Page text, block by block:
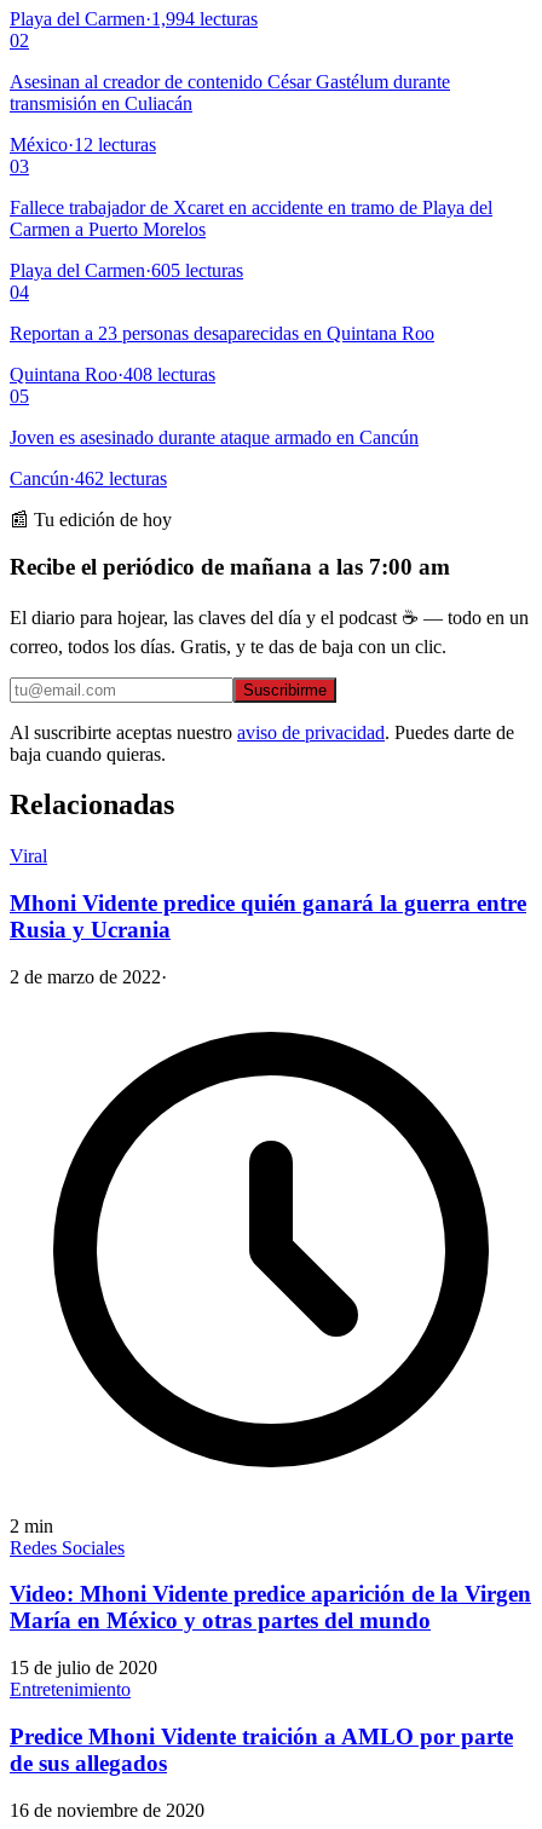
Playa del Carmen·1,994 lecturas
02
Asesinan al creador de contenido César Gastélum durante
transmisión en Culiacán
México·12 lecturas
03
Fallece trabajador de Xcaret en accidente en tramo de Playa del
Carmen a Puerto Morelos
Playa del Carmen·605 lecturas
04
Reportan a 23 personas desaparecidas en Quintana Roo
Quintana Roo·408 lecturas
05
Joven es asesinado durante ataque armado en Cancún
Cancún·462 lecturas
📰 Tu edición de hoy
Recibe el periódico de mañana a las 7:00 am
El diario para hojear, las claves del día y el podcast ☕ — todo en un
correo, todos los días. Gratis, y te das de baja con un clic.
Suscribirme
Al suscribirte aceptas nuestro aviso de privacidad. Puedes darte de
baja cuando quieras.
Relacionadas
Viral
Mhoni Vidente predice quién ganará la guerra entre
Rusia y Ucrania
2 de marzo de 2022·
2 min
Redes Sociales
Video: Mhoni Vidente predice aparición de la Virgen
María en México y otras partes del mundo
15 de julio de 2020
Entretenimiento
Predice Mhoni Vidente traición a AMLO por parte
de sus allegados
16 de noviembre de 2020